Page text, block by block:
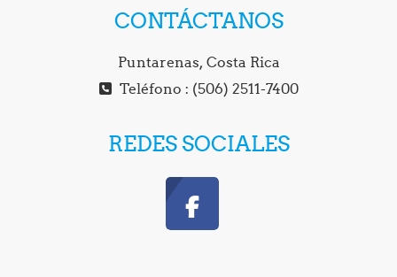
CONTÁCTANOS
Puntarenas, Costa Rica
Teléfono : (506) 2511-7400
REDES SOCIALES